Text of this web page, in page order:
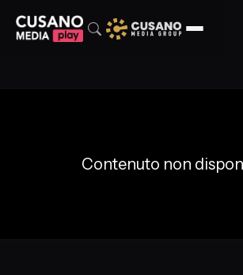
Contenuto non